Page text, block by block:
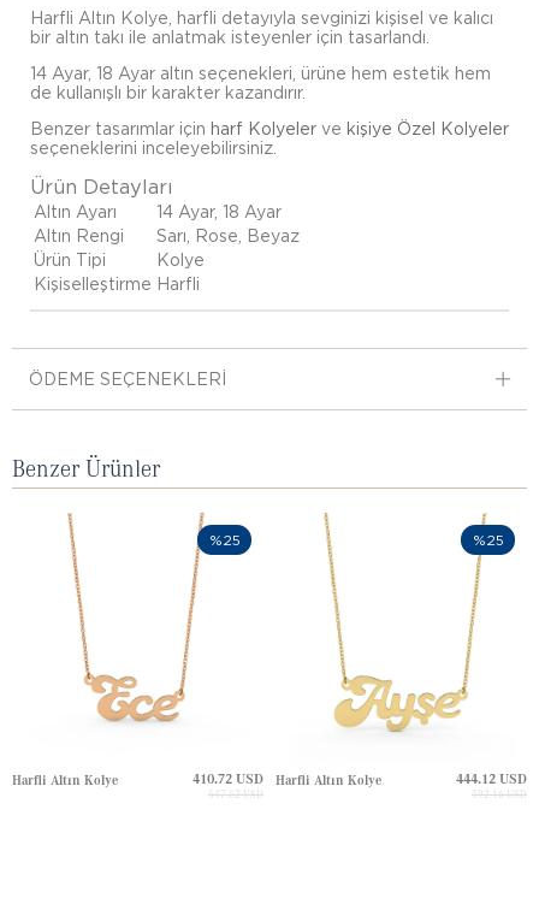
Harfli Altın Kolye, harfli detayıyla sevginizi kişisel ve kalıcı
bir altın takı ile anlatmak isteyenler için tasarlandı.
14 Ayar, 18 Ayar altın seçenekleri, ürüne hem estetik hem
de kullanışlı bir karakter kazandırır.
Benzer tasarımlar için harf Kolyeler ve kişiye Özel Kolyeler
seçeneklerini inceleyebilirsiniz.
Ürün Detayları
Altın Ayarı
14 Ayar, 18 Ayar
Altın Rengi
Sarı, Rose, Beyaz
Ürün Tipi
Kolye
Kişiselleştirme Harfli
ÖDEME SEÇENEKLERI
Benzer Ürünler
Harfli Altın Kolye 410.72 USD
547.62 USD
%25
Harfli Altın Kolye 444.12 USD
592.16 USD
%25